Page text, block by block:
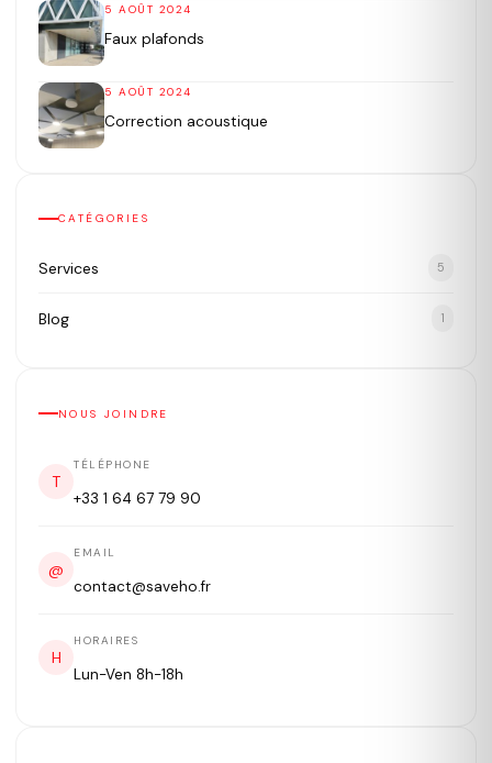
5 AOÛT 2024
Faux plafonds
5 AOÛT 2024
Correction acoustique
CATÉGORIES
Services 5
Blog 1
NOUS JOINDRE
T
TÉLÉPHONE
+33 1 64 67 79 90
@
EMAIL
contact@saveho.fr
H
HORAIRES
Lun-Ven 8h-18h